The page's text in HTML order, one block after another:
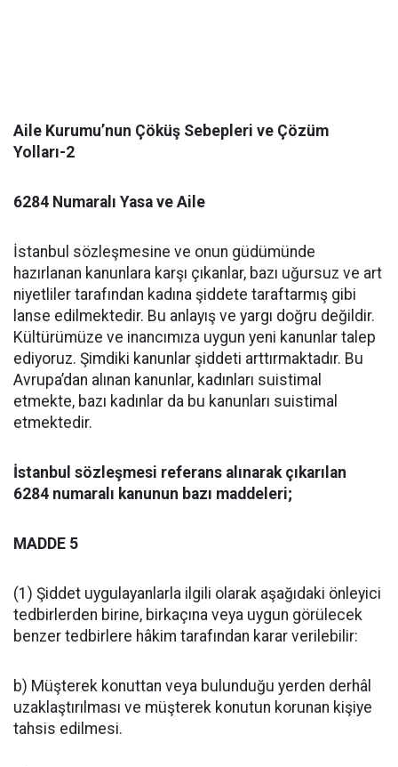
Aile Kurumu’nun Çöküş Sebepleri ve Çözüm
Yolları-2
6284 Numaralı Yasa ve Aile
İstanbul sözleşmesine ve onun güdümünde
hazırlanan kanunlara karşı çıkanlar, bazı uğursuz ve art
niyetliler tarafından kadına şiddete taraftarmış gibi
lanse edilmektedir. Bu anlayış ve yargı doğru değildir.
Kültürümüze ve inancımıza uygun yeni kanunlar talep
ediyoruz. Şimdiki kanunlar şiddeti arttırmaktadır. Bu
Avrupa’dan alınan kanunlar, kadınları suistimal
etmekte, bazı kadınlar da bu kanunları suistimal
etmektedir.
İstanbul sözleşmesi referans alınarak çıkarılan
6284 numaralı kanunun bazı maddeleri;
MADDE 5
(1) Şiddet uygulayanlarla ilgili olarak aşağıdaki önleyici
tedbirlerden birine, birkaçına veya uygun görülecek
benzer tedbirlere hâkim tarafından karar verilebilir:
b) Müşterek konuttan veya bulunduğu yerden derhâl
uzaklaştırılması ve müşterek konutun korunan kişiye
tahsis edilmesi.